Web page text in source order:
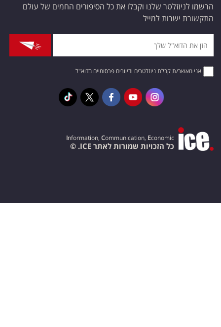
הרשמו לניוזלטר שלנו וקבלו את כל הסיפורים החמים של עולם
התקשורת ישרות למייל
אני מאשר/ת קבלת ניוזלטרים ודיוורים פרסומיים בדוא"ל
Information, Communication, Economic
כל הזכויות שמורות לאתר ICE. ©